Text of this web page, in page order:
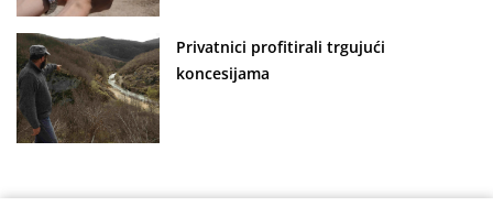
Privatnici profitirali trgujući
koncesijama